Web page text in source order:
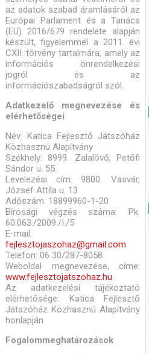
az adatok szabad áramlásáról az
Európai Parlament és a Tanács
(EU) 2016/679 rendelete alapján
készült, figyelemmel a 2011. évi
CXII. törvény tartalmára, amely az
információs önrendelkezési
jogról és az
információszabadságról szól.
Adatkezelő megnevezése és
elérhetőségei
Név: Katica Fejlesztő Játszóház
Közhasznú Alapítvány
Székhely: 8999. Zalalövő, Petőfi
Sándor u. 55.
Levelezési cím: 9800. Vasvár,
József Attila u. 13
Adószám: 18899960-1-20
Bírósági végzés száma: Pk.
60.063./2009./I./5
E-mail:
fejlesztojaszohaz@gmail.com
Telefon: 06 30/287-8058
Weboldal megnevezése, címe:
www.fejlesztojatszohaz.hu
Az adatkezelési tájékoztató
elérhetősége: Katica Fejlesztő
Játszóház Közhasznú Alapítvány
honlapján
Fogalommeghatározások